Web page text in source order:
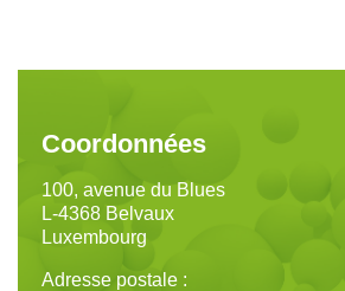
Coordonnées
100, avenue du Blues
L-4368 Belvaux
Luxembourg
Adresse postale :